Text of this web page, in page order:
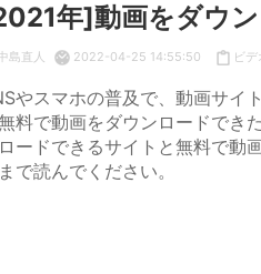
年]動画をダウ
島直人 2022-04-25 14:55:50 ビ
やスマホの普及で、動画サイ
料で動画をダウンロードでき
ードできるサイトと無料で動
で読んでください。